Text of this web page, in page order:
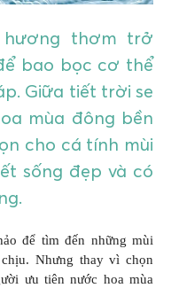
hương thơm trở
bao bọc cơ thể
Giữa tiết trời se
mùa đông bền
cho cá tính mùi
sống đẹp và có
để tìm đến những mùi
Nhưng thay vì chọn
ưu tiên nước hoa mùa